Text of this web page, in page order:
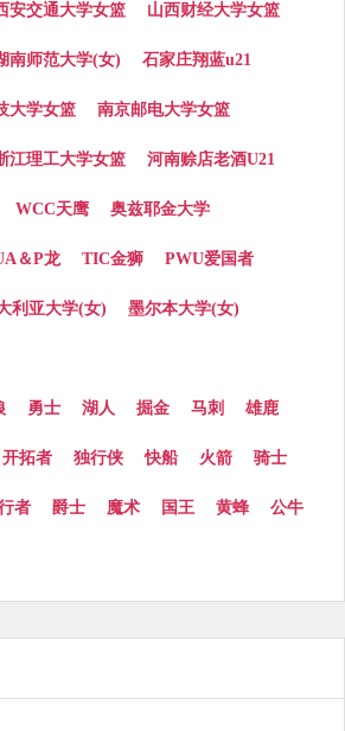
安交通大学女篮 山西财经大学女篮
南师范大学(女) 石家庄翔蓝u21
大学女篮 南京邮电大学女篮
江理工大学女篮 河南赊店老酒U21
WCC天鹰 奥兹耶金大学
＆P龙 TIC金狮 PWU爱国者
利亚大学(女) 墨尔本大学(女)
勇士 湖人 掘金 马刺 雄鹿
开拓者 独行侠 快船 火箭 骑士
者 爵士 魔术 国王 黄蜂 公牛